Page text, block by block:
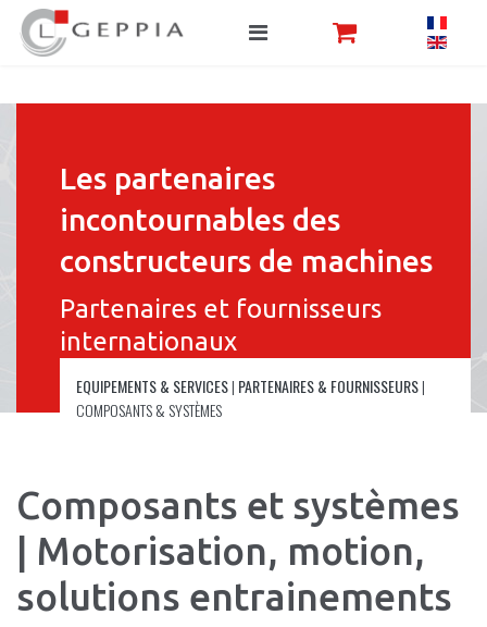
Les partenaires
incontournables des
constructeurs de machines
Partenaires et fournisseurs
internationaux
EQUIPEMENTS & SERVICES| PARTENAIRES & FOURNISSEURS|
COMPOSANTS & SYSTÈMES
Composants et systèmes
| Motorisation, motion,
solutions entrainements